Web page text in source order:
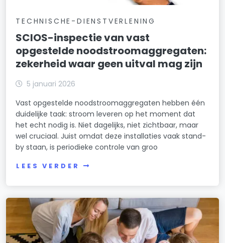
TECHNISCHE-DIENSTVERLENING
SCIOS-inspectie van vast
opgestelde noodstroomaggregaten:
zekerheid waar geen uitval mag zijn
5 januari 2026
Vast opgestelde noodstroomaggregaten hebben één
duidelijke taak: stroom leveren op het moment dat
het echt nodig is. Niet dagelijks, niet zichtbaar, maar
wel cruciaal. Juist omdat deze installaties vaak stand-
by staan, is periodieke controle van groo
LEES VERDER